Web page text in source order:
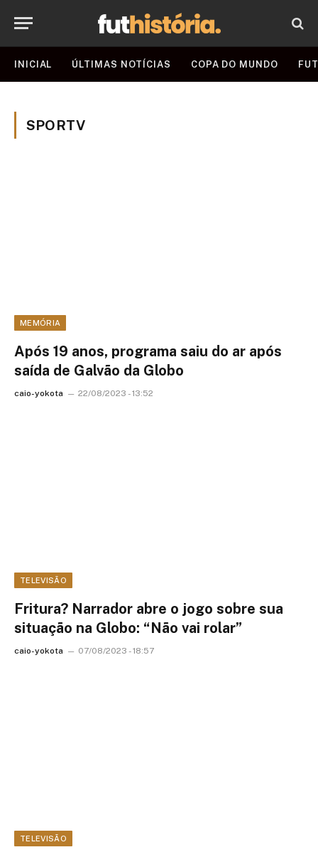
INICIAL ÚLTIMAS NOTÍCIAS COPA DO MUNDO
SPORTV
MEMÓRIA
Após 19 anos, programa saiu do ar após
saída de Galvão da Globo
caio-yokota 22/08/2023 - 13:52
TELEVISÃO
Fritura? Narrador abre o jogo sobre sua
situação na Globo: “Não vai rolar”
caio-yokota 07/08/2023 - 18:57
TELEVISÃO